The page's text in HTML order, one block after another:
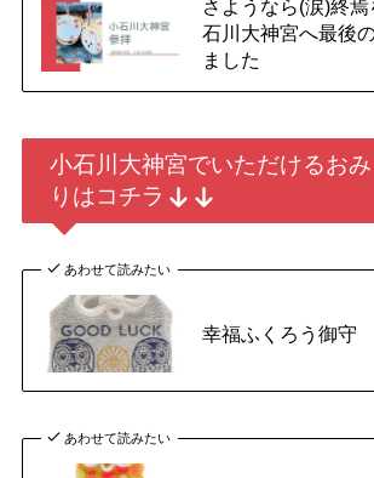
さようなら(涙)終
石川大神宮へ最後
ました
小石川大神宮でいただけるお
りはコチラ
あわせて読みたい
幸福ふくろう御守
あわせて読みたい